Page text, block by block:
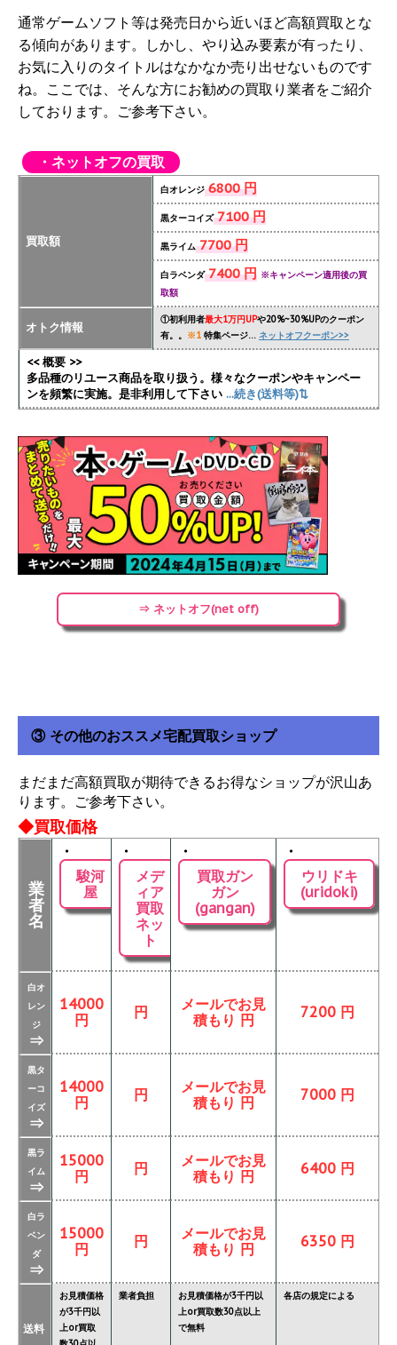
通常ゲームソフト等は発売日から近いほど高額買取とな
る傾向があります。しかし、やり込み要素が有ったり、
お気に入りのタイトルはなかなか売り出せないものです
ね。ここでは、そんな方にお勧めの買取り業者をご紹介
しております。ご参考下さい。
・ネットオフの買取
買取額
白オレンジ6800 円
黒ターコイズ7100 円
黒ライム7700 円
白ラベンダ7400 円 ※キャンペーン適用後の買
取額
オトク情報
①初利用者最大1万円UPや20%~30%UPのクーポン
有。。 ※1 特集ページ… ネットオフクーポン>>
<< 概要 >>
多品種のリユース商品を取り扱う。様々なクーポンやキャンペー
ンを頻繁に実施。是非利用して下さい ...続き(送料等)⇅
⇒ ネットオフ(net off)
③ その他のおススメ宅配買取ショップ
まだまだ高額買取が期待できるお得なショップが沢山あ
ります。ご参考下さい。
◆買取価格
業
者
名
・
駿河
屋
・
メデ
ィア
買取
ネッ
ト
・
買取ガン
ガン
(gangan)
・
ウリドキ
(uridoki)
白オ
レン
ジ
⇒
14000
円
円
メールでお見
積もり 円
7200 円
黒タ
ーコ
イズ
⇒
14000
円
円
メールでお見
積もり 円
7000 円
黒ラ
イム
⇒
15000
円
円
メールでお見
積もり 円
6400 円
白ラ
ベン
ダ
⇒
15000
円
円
メールでお見
積もり 円
6350 円
送料
お見積価格
が3千円以
上or買取
業者負担
お見積価格が3千円以
上or買取数30点以上
で無料
各店の規定による